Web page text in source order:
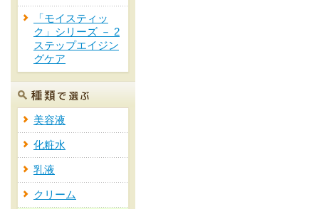
「モイスティッ
ク」シリーズ － 2
ステップエイジン
グケア
美容液
化粧水
乳液
クリーム